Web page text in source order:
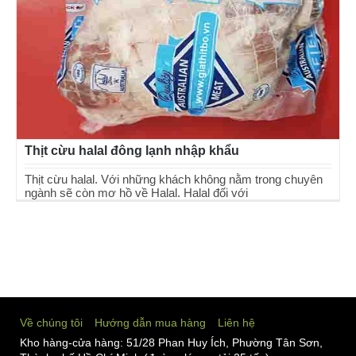
Thịt cừu halal đông lạnh nhập khẩu
Thịt cừu halal. Với những khách không nằm trong chuyên
ngành sẽ còn mơ hồ về Halal. Halal đối với
Về chúng tôi Hướng dẫn mua hàng
Liên hệ
Kho hàng-cửa hàng: 51/28 Phan Huy Ích, Phường Tân Sơn,